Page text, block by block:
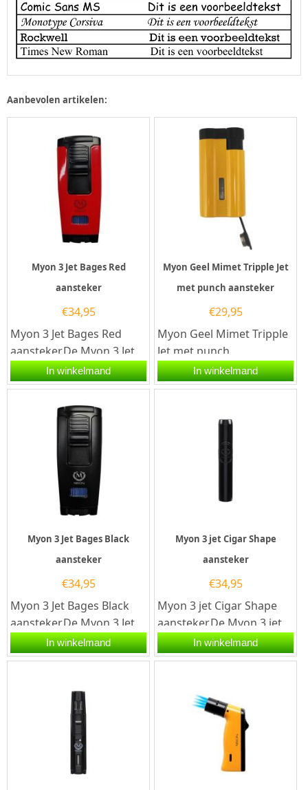
Aanbevolen artikelen:
Myon 3 Jet Bages Red
aansteker
€34,95
Myon 3 Jet Bages Red
aansteker.De Myon 3 Jet
Bages Red aansteker is
rood afgewerkt. De
aansteker...
In winkelmand
Myon Geel Mimet Tripple Jet
met punch aansteker
€29,95
Myon Geel Mimet Tripple
Jet met punch
aansteker.De Myon Geel
Mimet Tripple Jet met
In winkelmand
Myon 3 Jet Bages Black
aansteker
€34,95
Myon 3 Jet Bages Black
aansteker.De Myon 3 Jet
Bages Black aansteker is
zwart afgewerkt. De...
In winkelmand
Myon 3 jet Cigar Shape
aansteker
€34,95
Myon 3 jet Cigar Shape
aansteker.De Myon 3 jet
Cigar Shape aansteker is
zwart afgewerkt. De...
In winkelmand